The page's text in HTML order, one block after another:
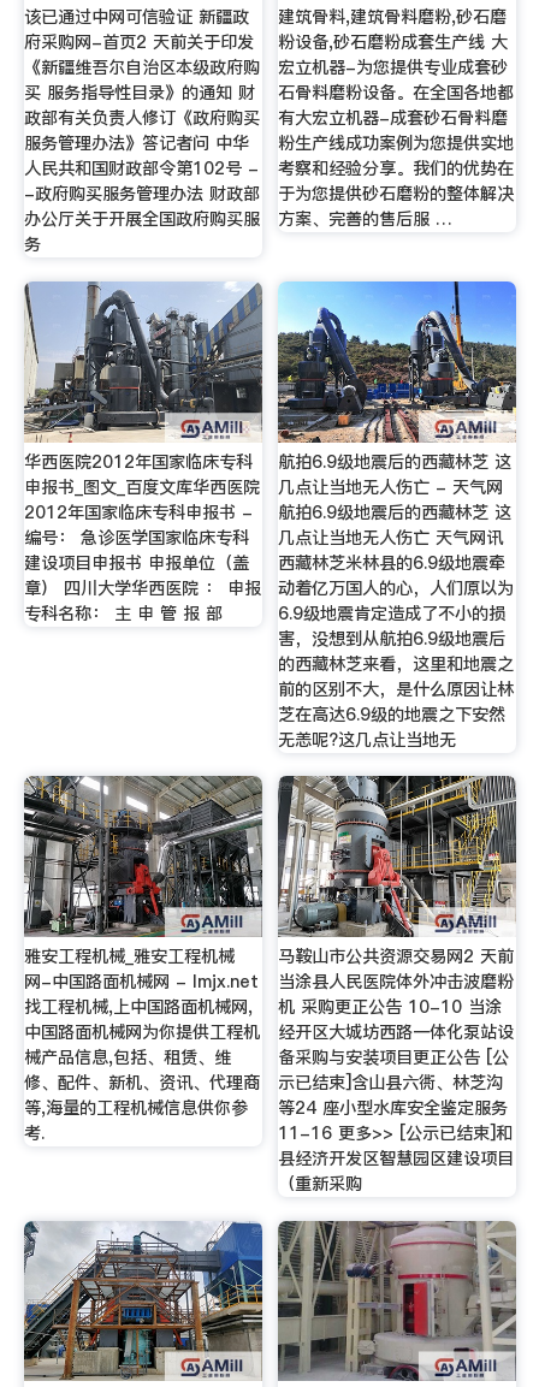
该已通过中网可信验证 新疆政
府采购网-首页2 天前关于印发
《新疆维吾尔自治区本级政府购
买 服务指导性目录》的通知 财
政部有关负责人修订《政府购买
服务管理办法》答记者问 中华
人民共和国财政部令第102号 -
-政府购买服务管理办法 财政部
办公厅关于开展全国政府购买服
务
建筑骨料,建筑骨料磨粉,砂石磨
粉设备,砂石磨粉成套生产线 大
宏立机器-为您提供专业成套砂
石骨料磨粉设备。在全国各地都
有大宏立机器-成套砂石骨料磨
粉生产线成功案例为您提供实地
考察和经验分享。我们的优势在
于为您提供砂石磨粉的整体解决
方案、完善的售后服 …
华西医院2012年国家临床专科
申报书_图文_百度文库华西医院
2012年国家临床专科申报书 -
编号： 急诊医学国家临床专科
建设项目申报书 申报单位（盖
章） 四川大学华西医院 ： 申报
专科名称： 主 申 管 报 部
航拍6.9级地震后的西藏林芝 这
几点让当地无人伤亡 - 天气网
航拍6.9级地震后的西藏林芝 这
几点让当地无人伤亡 天气网讯
西藏林芝米林县的6.9级地震牵
动着亿万国人的心，人们原以为
6.9级地震肯定造成了不小的损
害，没想到从航拍6.9级地震后
的西藏林芝来看，这里和地震之
前的区别不大，是什么原因让林
芝在高达6.9级的地震之下安然
无恙呢?这几点让当地无
雅安工程机械_雅安工程机械
网-中国路面机械网 - lmjx.net
找工程机械,上中国路面机械网,
中国路面机械网为你提供工程机
械产品信息,包括、租赁、维
修、配件、新机、资讯、代理商
等,海量的工程机械信息供你参
考.
马鞍山市公共资源交易网2 天前
当涂县人民医院体外冲击波磨粉
机 采购更正公告 10-10 当涂
经开区大城坊西路一体化泵站设
备采购与安装项目更正公告 [公
示已结束]含山县六衖、林芝沟
等24 座小型水库安全鉴定服务
11-16 更多>> [公示已结束]和
县经济开发区智慧园区建设项目
（重新采购